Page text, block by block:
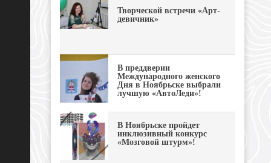
Творческой встречи «Арт-
девичник»
В преддверии
Международного женского
Дня в Ноябрьске выбрали
лучшую «АвтоЛеди»!
В Ноябрьске пройдет
инклюзивный конкурс
«Мозговой штурм»!